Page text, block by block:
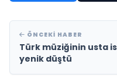
ÖNCEKI HABER
Türk müziğinin usta
yenik düştü